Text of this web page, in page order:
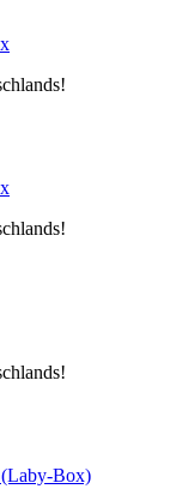
Box)